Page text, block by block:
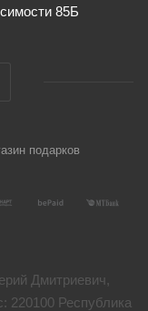
85Б
подарков
Дмитриевич,
220100 Республика